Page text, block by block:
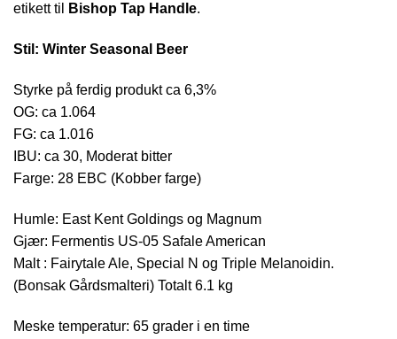
etikett til
Bishop Tap Handle.
Stil: Winter Seasonal Beer
Styrke på ferdig produkt ca 6,3%
OG: ca 1.064
FG: ca 1.016
IBU: ca 30, Moderat bitter
Farge: 28 EBC (Kobber farge)
Humle: East Kent Goldings og Magnum
Gjær: Fermentis US-05 Safale American
Malt : Fairytale Ale, Special N og Triple Melanoidin.
(Bonsak Gårdsmalteri) Totalt 6.1 kg
Meske temperatur: 65 grader i en time